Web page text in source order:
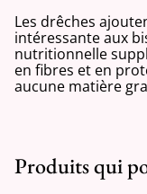
Les drêches
intéressante aux
nutritionnelle
en fibres et en
aucune matière
Produits qui